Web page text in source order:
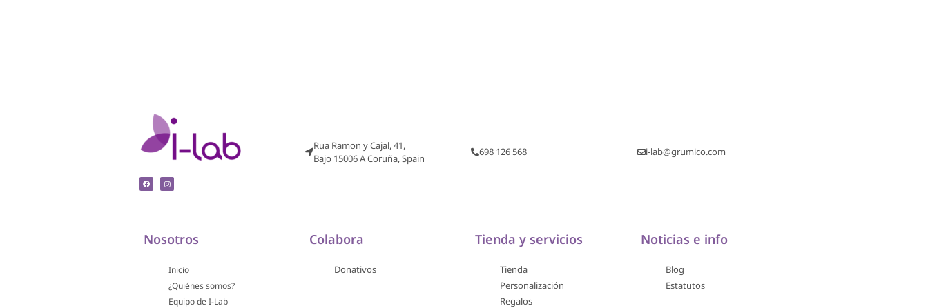
Rua Ramon y Cajal, 41,
Bajo 15006 A Coruña, Spain
698 126 568 i-lab@grumico.com
Nosotros
Inicio
¿Quiénes somos?
Equipo de I-Lab
Colabora
Donativos
Tienda y servicios
Tienda
Personalización
Regalos
Noticias e info
Blog
Estatutos